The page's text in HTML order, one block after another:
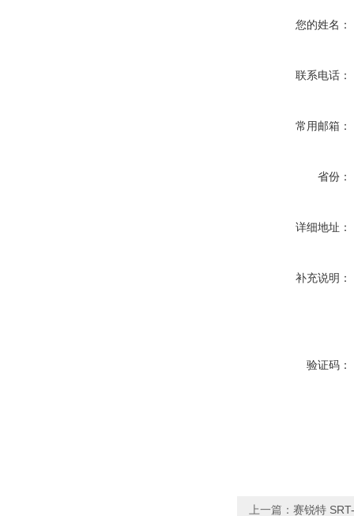
您的姓名：
联系电话：
常用邮箱：
省份：
详细地址：
补充说明：
验证码：
上一篇： 赛锐特